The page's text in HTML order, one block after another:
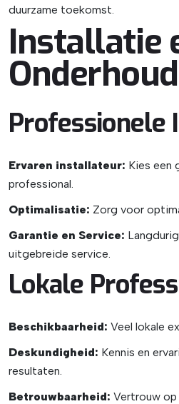
duurzame toekomst.
Installatie
Onderhoud
Professionele
Ervaren installateur: Kies een
professional.
Optimalisatie: Zorg voor
Garantie en Service:
uitgebreide service.
Lokale
Beschikbaarheid: Veel lokale
Deskundigheid: Kennis en
resultaten.
Betrouwbaarheid: Vertrouw